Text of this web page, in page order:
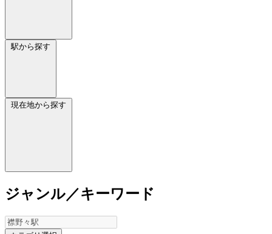
駅から探す
現在地から探す
ジャンル／キーワード